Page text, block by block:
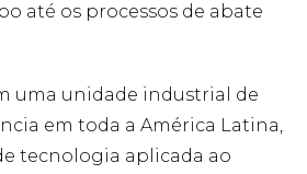
até os processos de abate
uma unidade industrial de
em toda a América Latina,
tecnologia aplicada ao
Para que o
nosso site tenha
o melhor
desempenho
possível